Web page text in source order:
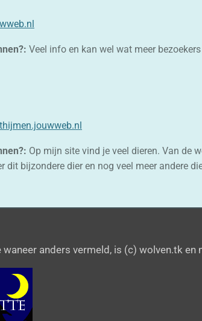
Veel info en kan wel wat meer
Op mijn site vind je veel dieren. Van de
dit bijzondere dier en nog veel meer andere
waneer anders vermeld, is (c) wolven.tk